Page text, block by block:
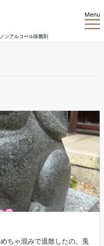
ンアルコール除菌剤
Menu
ちゃ混みで退散したの。兎